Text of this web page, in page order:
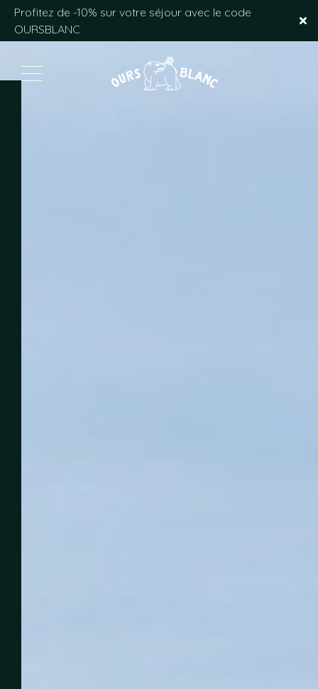
Profitez de -10% sur votre séjour avec le code
OURSBLANC
L'Hôtel